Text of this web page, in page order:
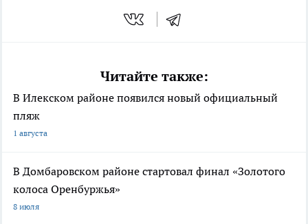
Читайте также:
В Илекском районе появился новый официальный
пляж
1 августа
В Домбаровском районе стартовал финал «Золотого
колоса Оренбуржья»
8 июля